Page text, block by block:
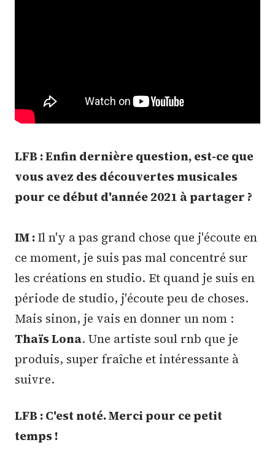
LFB : Enfin dernière question, est-ce que
vous avez des découvertes musicales
pour ce début d'année 2021 à partager ?
IM :Il n'y a pas grand chose que j'écoute en
ce moment, je suis pas mal concentré sur
les créations en studio. Et quand je suis en
période de studio, j'écoute peu de choses.
Mais sinon, je vais en donner un nom :
Thaïs Lona. Une artiste soul rnb que je
produis, super fraîche et intéressante à
suivre.
LFB : C'est noté. Merci pour ce petit
temps !